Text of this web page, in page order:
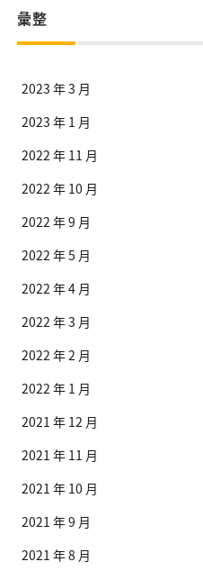
彙整
2023 年 3 月
2023 年 1 月
2022 年 11 月
2022 年 10 月
2022 年 9 月
2022 年 5 月
2022 年 4 月
2022 年 3 月
2022 年 2 月
2022 年 1 月
2021 年 12 月
2021 年 11 月
2021 年 10 月
2021 年 9 月
2021 年 8 月